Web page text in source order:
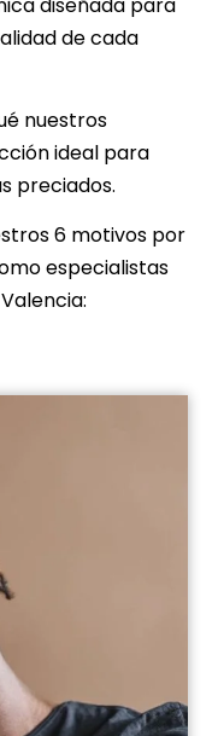
de cada
nuestros
ideal para
preciados.
6 motivos por
especialistas